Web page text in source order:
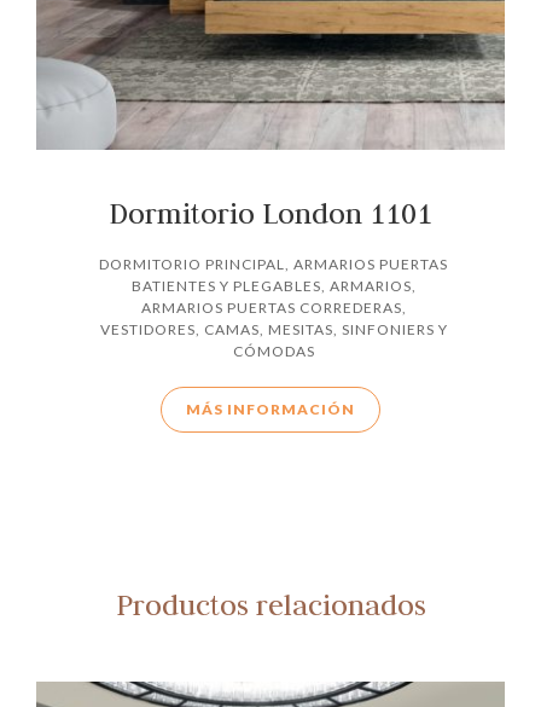
Dormitorio London 1101
DORMITORIO PRINCIPAL
ARMARIOS PUERTAS
BATIENTES Y PLEGABLES ARMARIOS
ARMARIOS PUERTAS CORREDERAS
VESTIDORES CAMAS, MESITAS, SINFONIERS Y
CÓMODAS
MÁS INFORMACIÓN
Productos relacionados